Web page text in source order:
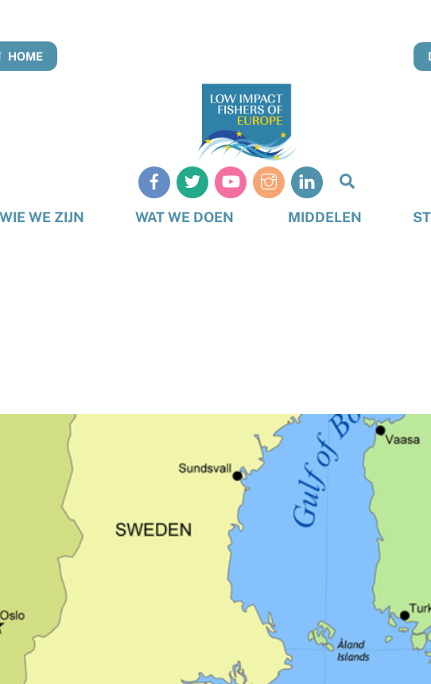
HOME
WIE WE ZIJN WAT WE DOEN MIDDELEN